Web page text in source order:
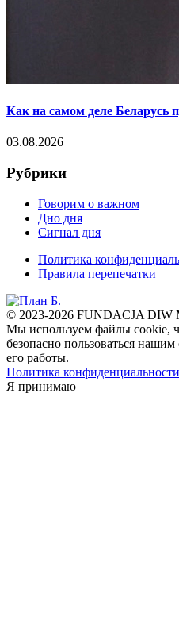
Как на самом деле
03.08.2026
Рубрики
Говорим о важном
Дно дня
Сигнал дня
Политика
Правила перепечатки
© 2023-2026 FUNDACJA DIW
Мы используем файлы cookie,
безопасно пользоваться
его работы.
Политика конфиденциальности
Я принимаю